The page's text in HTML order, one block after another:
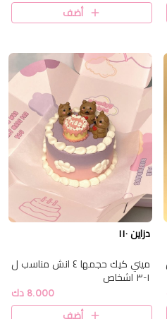
أضف
دزاين ١١٠
ميني كيك حجمها ٤ انش مناسب ل
١-٣ اشخاص
8.000 دك
أضف